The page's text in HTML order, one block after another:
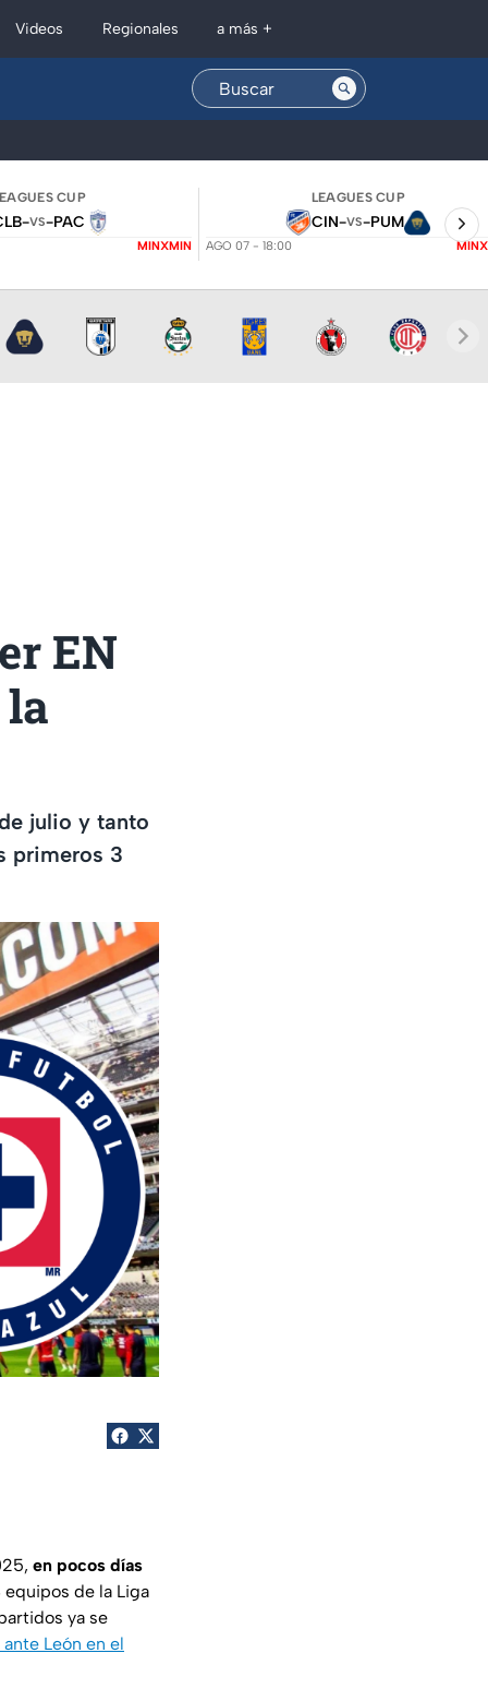
Videos Regionales a más +
CUP
-VS-PAC
MINXMIN
LEAGUES CUP
CIN-VS-PUM
AGO 07 - 18:00
EN
julio y tanto
primeros 3
en pocos días
de la Liga
ya se
León en el